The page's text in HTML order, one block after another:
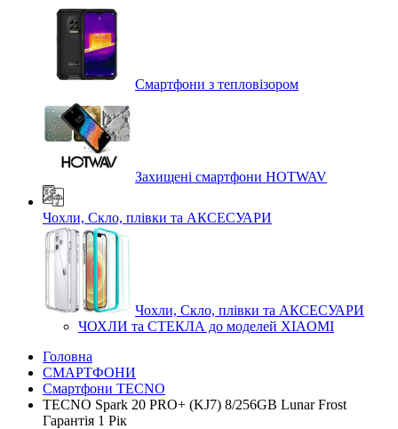
Смартфони з тепловізором
Захищені смартфони HOTWAV
Чохли, Скло, плівки та АКСЕСУАРИ
Чохли, Скло, плівки та АКСЕСУАРИ
ЧОХЛИ та СТЕКЛА до моделей XIAOMI
Головна
СМАРТФОНИ
Смартфони TECNO
TECNO Spark 20 PRO+ (KJ7) 8/256GB Lunar Frost
Гарантія 1 Рік